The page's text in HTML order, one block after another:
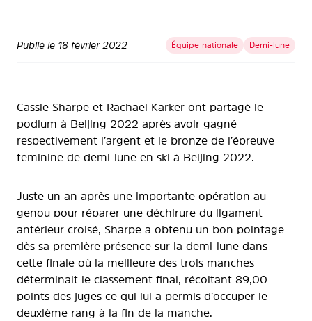
Publié le 18 février 2022 Équipe nationale Demi-lune
Cassie Sharpe et Rachael Karker ont partagé le
podium à Beijing 2022 après avoir gagné
respectivement l’argent et le bronze de l’épreuve
féminine de demi-lune en ski à Beijing 2022.
Juste un an après une importante opération au
genou pour réparer une déchirure du ligament
antérieur croisé, Sharpe a obtenu un bon pointage
dès sa première présence sur la demi-lune dans
cette finale où la meilleure des trois manches
déterminait le classement final, récoltant 89,00
points des juges ce qui lui a permis d’occuper le
deuxième rang à la fin de la manche.